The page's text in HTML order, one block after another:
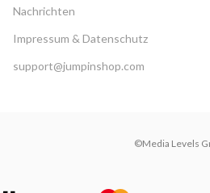
Nachrichten
Impressum & Datenschutz
support@jumpinshop.com
©Media Levels